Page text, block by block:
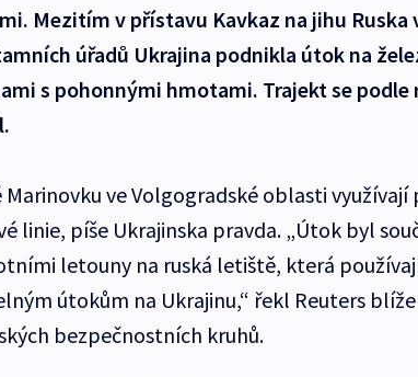
Mezitím v přístavu Kavkaz na jihu Ruska
úřadů Ukrajina podnikla útok na
s pohonnými hmotami. Trajekt se podle
Marinovku ve Volgogradské oblasti
linie, píše Ukrajinska pravda. „Útok byl
letouny na ruská letiště, která
útokům na Ukrajinu,“ řekl Reuters
bezpečnostních kruhů.